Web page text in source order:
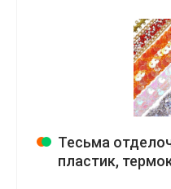
Тесьма
пластик,